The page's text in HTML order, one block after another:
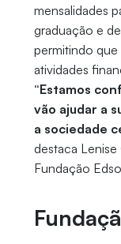
mensalidades
graduação e
permitindo que
atividades
“Estamos
vão ajudar a
a sociedade
destaca
Fundação